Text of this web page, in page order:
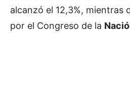
alcanzó el 12,3%, mientras
por el Congreso de la